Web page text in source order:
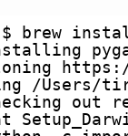
$ brew
/Users/
out